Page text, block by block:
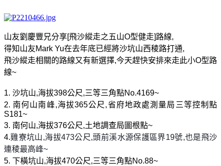
山友劉慶豐兄分享[飛沙縱走之五山O型健走]路線,
得知山友Mark Yu在去年底已經將沙坑山西稜路打通,
飛沙縱走相關的路線又有新選擇,今天趕快安排來走此小O型路
線~
1. 沙坑山,海拔398公尺,三等三角點No.4169~
2. 南何山南峰,海拔365公尺 ,省府地政處測量局三等控制點
S181~
3. 南何山,海拔376公尺,土地調查局圖根點~
4.雞寮坑山,海拔473公尺,頭前溪水源保護區界19號,也是飛沙
連稜最高峰~
5. 下橫坑山,海拔470公尺,三等三角點No.88~